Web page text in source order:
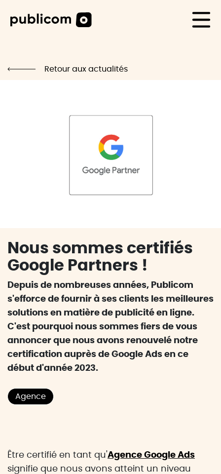
CAS CLIENTS
Blog
Contact
Retour aux actualités
Nous sommes certifiés
Google Partners !
Depuis de nombreuses années, Publicom
s'efforce de fournir à ses clients les meilleures
solutions en matière de publicité en ligne.
C'est pourquoi nous sommes fiers de vous
annoncer que nous avons renouvelé notre
certification auprès de Google Ads en ce
début d'année 2023.
Agence
Être certifié en tant qu'Agence Google Ads
signifie que nous avons atteint un niveau